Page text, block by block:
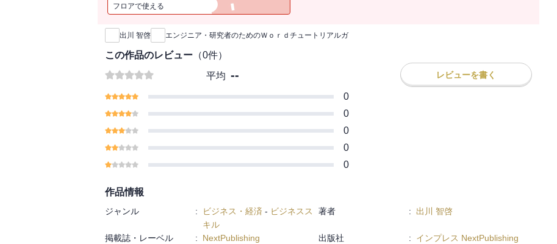
フロアで使える
新刊通知
出川 智啓 エンジニア・研究者のためのＷｏｒｄチュートリアルガ
この作品のレビュー （0件）
平均 -- レビューを書く
0
0
0
0
0
作品情報
ジャンル : ビジネス・経済 - ビジネスス
キル
著者 : 出川 智啓
掲載誌・レーベル : NextPublishing 出版社 :
インプレス NextPublishing